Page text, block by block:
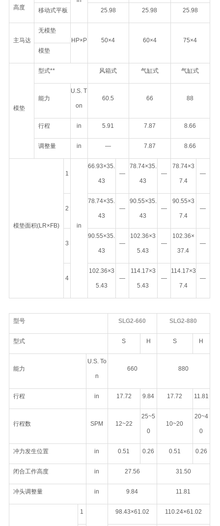
高度
移动式平板
25.98 25.98 25.98
主马达
无模垫
HP×P
50×4 60×4
75×4
模垫
模垫
型式** 风箱式 气缸式 气缸式
能力
U.S. T
on
60.5 66 88
行程 in 5.91 7.87 8.66
调整量 in — 7.87 8.66
模垫面积(LR×FB)
1
in
66.93×35.
43
—
78.74×35.
43
—
78.74×3
7.4
—
2
78.74×35.
43
—
90.55×35.
43
—
90.55×3
7.4
—
3
90.55×35.
43
—
102.36×3
5.43
—
102.36×
37.4
—
4
102.36×3
5.43
—
114.17×3
5.43
—
114.17×3
7.4
—
型号 SLG2-660 SLG2-880
型式 S H S H
能力
U.S. To
n
660 880
行程 in 17.72 9.84 17.72 11.81
行程数 SPM 12~22
25~5
0
10~20
20~4
0
冲力发生位置 in 0.51 0.26 0.51 0.26
闭合工作高度 in 27.56 31.50
冲头调整量 in 9.84 11.81
1 98.43×61.02 110.24×61.02